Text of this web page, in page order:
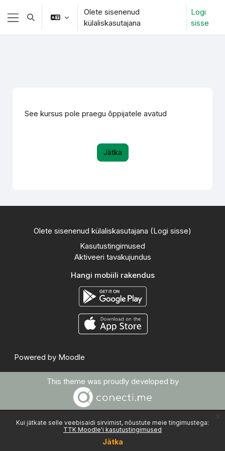
Jäta vahele peasisuni
Kui jätkate selle veebisaidi sirvimist, nõustute meie tingimustega:
TTK Moodle'i kasutustingimused
Jätka
Küljepaneel
Lülitab otsingu sisendi
Olete sisenenud
külaliskasutajana
Logi
sisse
See kursus pole praegu õppijatele avatud
Jätka
Olete sisenenud külaliskasutajana (Logi sisse)
Kasutustingimused
Aktiveeri tavakujundus
Hangi mobiili rakendus
Powered by Moodle
This theme was proudly developed by